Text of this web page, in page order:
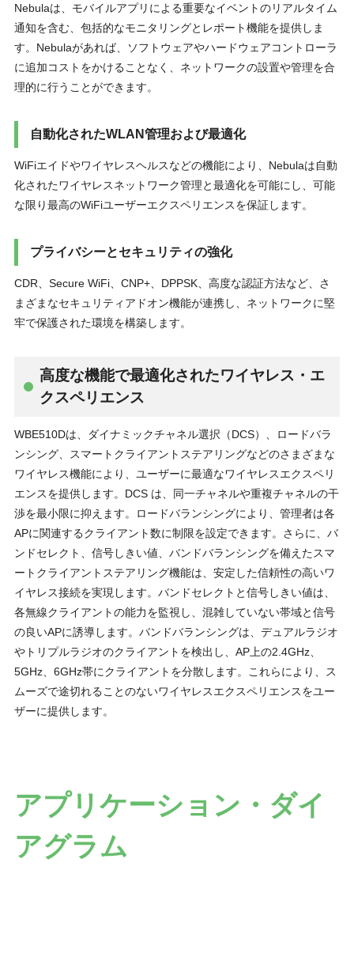
Nebulaは、モバイルアプリによる重要なイベントのリアルタイム
通知を含む、包括的なモニタリングとレポート機能を提供しま
す。Nebulaがあれば、ソフトウェアやハードウェアコントローラ
に追加コストをかけることなく、ネットワークの設置や管理を合
理的に⾏うことができます。
⾃動化されたWLAN管理および最適化
WiFiエイドやワイヤレスヘルスなどの機能により、Nebulaは⾃動
化されたワイヤレスネットワーク管理と最適化を可能にし、可能
な限り最⾼のWiFiユーザーエクスペリエンスを保証します。
プライバシーとセキュリティの強化
CDR、Secure WiFi、CNP+、DPPSK、⾼度な認証⽅法など、さ
まざまなセキュリティアドオン機能が連携し、ネットワークに堅
牢で保護された環境を構築します。
⾼度な機能で最適化されたワイヤレス・エ
クスペリエンス
WBE510Dは、ダイナミックチャネル選択（DCS）、ロードバラ
ンシング、スマートクライアントステアリングなどのさまざまな
ワイヤレス機能により、ユーザーに最適なワイヤレスエクスペリ
エンスを提供します。DCS は、同⼀チャネルや重複チャネルの⼲
渉を最⼩限に抑えます。ロードバランシングにより、管理者は各
APに関連するクライアント数に制限を設定できます。さらに、バ
ンドセレクト、信号しきい値、バンドバランシングを備えたスマ
ートクライアントステアリング機能は、安定した信頼性の⾼いワ
イヤレス接続を実現します。バンドセレクトと信号しきい値は、
各無線クライアントの能⼒を監視し、混雑していない帯域と信号
の良いAPに誘導します。バンドバランシングは、デュアルラジオ
やトリプルラジオのクライアントを検出し、AP上の2.4GHz、
5GHz、6GHz帯にクライアントを分散します。これらにより、ス
ムーズで途切れることのないワイヤレスエクスペリエンスをユー
ザーに提供します。
アプリケーション・ダイ
アグラム